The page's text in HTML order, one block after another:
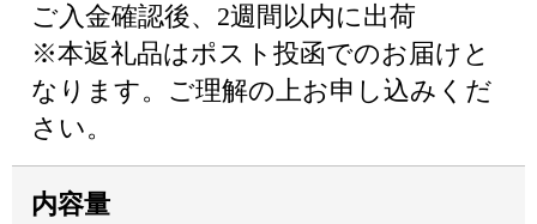
ご入金確認後、2週間以内に出荷
※本返礼品はポスト投函でのお届けと
なります。ご理解の上お申し込みくだ
さい。
内容量